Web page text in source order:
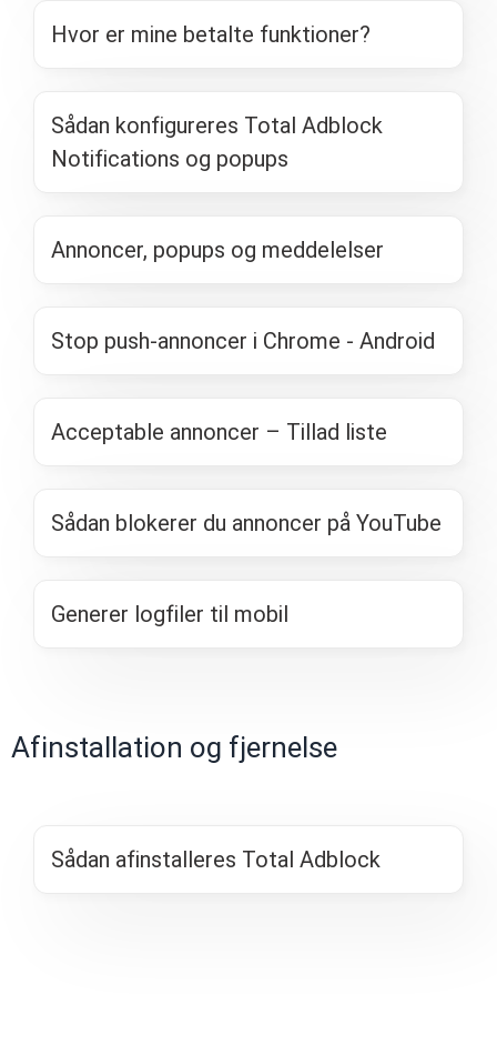
Hvor er mine betalte funktioner?
Sådan konfigureres Total Adblock
Notifications og popups
Annoncer, popups og meddelelser
Stop push-annoncer i Chrome - Android
Acceptable annoncer – Tillad liste
Sådan blokerer du annoncer på YouTube
Generer logfiler til mobil
Afinstallation og fjernelse
Sådan afinstalleres Total Adblock